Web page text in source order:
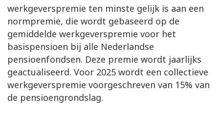
werkgeverspremie ten minste gelijk is aan een
normpremie, die wordt gebaseerd op de
gemiddelde werkgeverspremie voor het
basispensioen bij alle Nederlandse
pensioenfondsen. Deze premie wordt jaarlijks
geactualiseerd. Voor 2025 wordt een collectieve
werkgeverspremie voorgeschreven van 15% van
de pensioengrondslag.